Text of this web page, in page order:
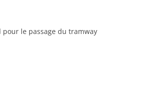
le passage du tramway